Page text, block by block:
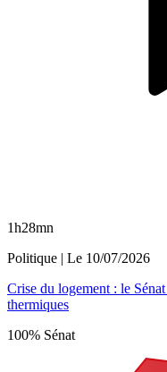
1h28mn
Politique | Le 10/07/2026
Crise du logement : le
thermiques
100% Sénat